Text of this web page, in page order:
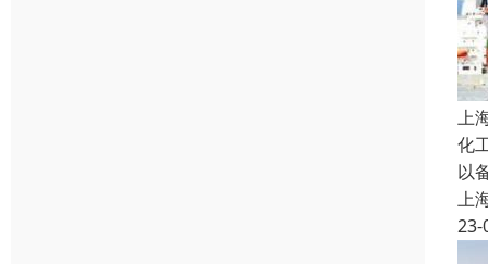
上
化
以
上
23-